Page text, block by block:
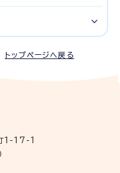
トップページへ戻る
1-17-1